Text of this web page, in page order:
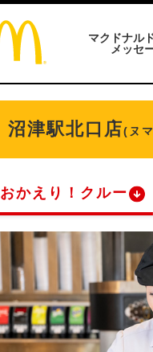
マクドナル
メッセ
沼津駅北口店(ヌ
おかえり！クルー